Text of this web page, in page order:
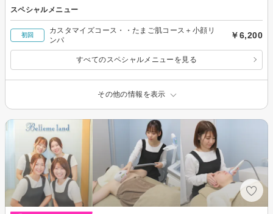
スペシャルメニュー
初回
カスタマイズコース・・たまご肌コース＋小顔リ
ンパ
￥6,200
すべてのスペシャルメニューを見る
その他の情報を表示